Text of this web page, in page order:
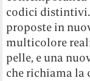
codici distintivi.
proposte in
multicolore
pelle, e una
che richiama la